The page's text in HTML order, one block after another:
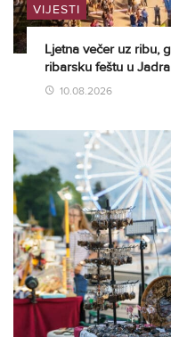
VIJESTI
Ljetna večer uz ribu,
ribarsku feštu u
10.08.2026